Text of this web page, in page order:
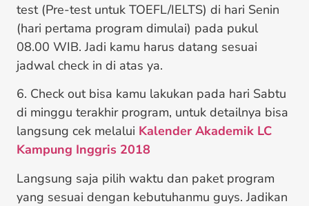
test (Pre-test untuk TOEFL/IELTS) di hari Senin
(hari pertama program dimulai) pada pukul
08.00 WIB. Jadi kamu harus datang sesuai
jadwal check in di atas ya.
6. Check out bisa kamu lakukan pada hari Sabtu
di minggu terakhir program, untuk detailnya bisa
langsung cek melalui Kalender Akademik LC
Kampung Inggris 2018
Langsung saja pilih waktu dan paket program
yang sesuai dengan kebutuhanmu guys. Jadikan